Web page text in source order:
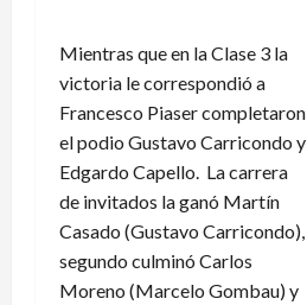
Mientras que en la Clase 3 la
victoria le correspondió a
Francesco Piaser completaron
el podio Gustavo Carricondo y
Edgardo Capello. La carrera
de invitados la ganó Martín
Casado (Gustavo Carricondo),
segundo culminó Carlos
Moreno (Marcelo Gombau) y